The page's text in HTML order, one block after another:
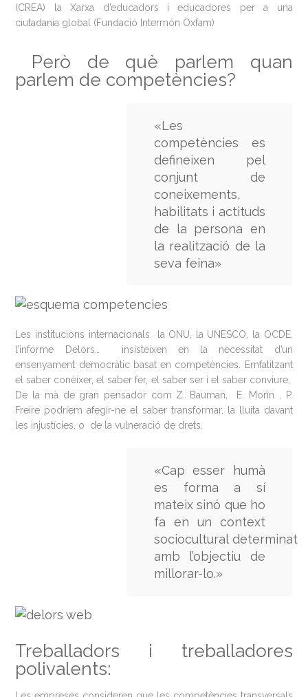
(CREA) la Xarxa d’educadors i educadores per a una
ciutadania global (Fundació Intermón Oxfam)
Però de què parlem quan
parlem de competències?
«Les
competències es
defineixen pel
conjunt de
coneixements,
habilitats i actituds
de la persona en
la realització de la
seva feina»
Les institucions internacionals la ONU, la UNESCO, la OCDE,
l’informe Delors… insisteixen en la necessitat d’un
ensenyament democràtic basat en competències. Emfatitzant
el saber conèixer, el saber fer, el saber ser i el saber conviure,
De la mà de gran pensador com Z. Bauman, E. Morin , P.
Freire podríem afegir-ne el saber transformar, la lluita davant
les injustícies, o de la vulneració de drets.
«Cap esser humà
es forma a sí
mateix sinó que ho
fa en un context
sociocultural determinat
amb l’objectiu de
millorar-lo.»
Treballadors i treballadores
polivalents: